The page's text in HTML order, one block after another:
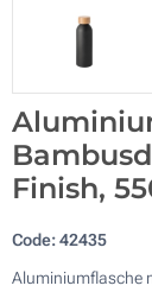
Finish,
Code:42435
Aluminiumflasche